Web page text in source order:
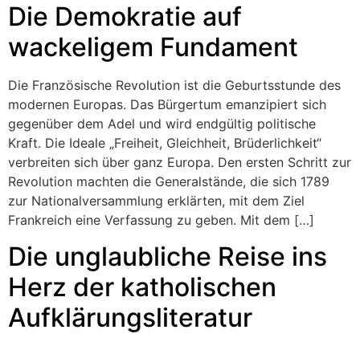
Die Demokratie auf
wackeligem Fundament
Die Französische Revolution ist die Geburtsstunde des
modernen Europas. Das Bürgertum emanzipiert sich
gegenüber dem Adel und wird endgültig politische
Kraft. Die Ideale „Freiheit, Gleichheit, Brüderlichkeit“
verbreiten sich über ganz Europa. Den ersten Schritt zur
Revolution machten die Generalstände, die sich 1789
zur Nationalversammlung erklärten, mit dem Ziel
Frankreich eine Verfassung zu geben. Mit dem […]
Die unglaubliche Reise ins
Herz der katholischen
Aufklärungsliteratur